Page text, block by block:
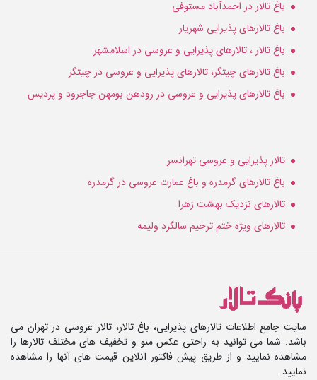
باغ تالار در احمدآباد مستوفی
باغ تالارهای پذیرایی شهریار
باغ تالار ، تالارهای پذیرایی و عروسی در اسلامشهر
باغ تالارهای چیتگر، تالارهای پذیرایی و عروسی در چیتگر
باغ تالارهای پذیرایی و عروسی در رودهن بومهن جاجرود و پردیس
تالار پذیرایی و عروسی تهرانسر
باغ تالارهای گرمدره و باغ عمارت عروسی در گرمدره
تالارهای نزدیک بهشت زهرا
تالارهای ویژه ختم ترحیم سالگرد ولیمه
سایت جامع اطلاعات تالارهای پذیرایی، باغ تالار، تالار عروسی در تهران می
باشد. شما می توانید به راحتی عکس منو و تخفیف های مختلف تالارها را
مشاهده نمایید و از طریق پیش فاکتور آنلاین قیمت های آنها را مشاهده
نمایید.